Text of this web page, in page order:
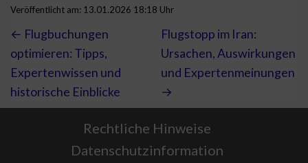
Veröffentlicht am: 13.01.2026 18:18 Uhr
← Flugbuchungen
optimieren: Tipps,
Expertenwissen und
historische Einblicke
Flugstopp im Iran:
Ursachen, Auswirkungen
und Expertenmeinungen
→
Rechtliche Hinweise
Datenschutzinformation